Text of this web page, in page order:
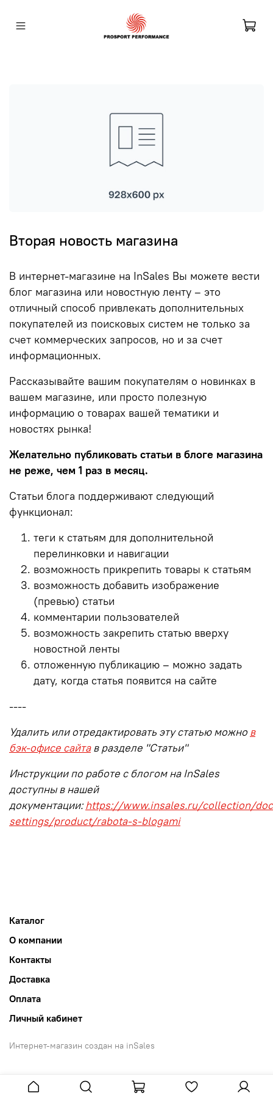
Вторая новость магазина
В интернет-магазине на InSales Вы можете вести
блог магазина или новостную ленту – это
отличный способ привлекать дополнительных
покупателей из поисковых систем не только за
счет коммерческих запросов, но и за счет
информационных.
Рассказывайте вашим покупателям о новинках в
вашем магазине, или просто полезную
информацию о товарах вашей тематики и
новостях рынка!
Желательно публиковать статьи в блоге магазина
не реже, чем 1 раз в месяц.
Статьи блога поддерживают следующий
функционал:
теги к статьям для дополнительной
перелинковки и навигации
возможность прикрепить товары к статьям
возможность добавить изображение
(превью) статьи
комментарии пользователей
возможность закрепить статью вверху
новостной ленты
отложенную публикацию – можно задать
дату, когда статья появится на сайте
----
Удалить или отредактировать эту статью можно в
бэк-офисе сайтав разделе "Статьи"
Инструкции по работе с блогом на InSales
доступны в нашей
документации:https://www.insales.ru/collection/
settings/product/rabota-s-blogami
Каталог
О компании
Контакты
Доставка
Оплата
Личный кабинет
Интернет-магазин создан на inSales